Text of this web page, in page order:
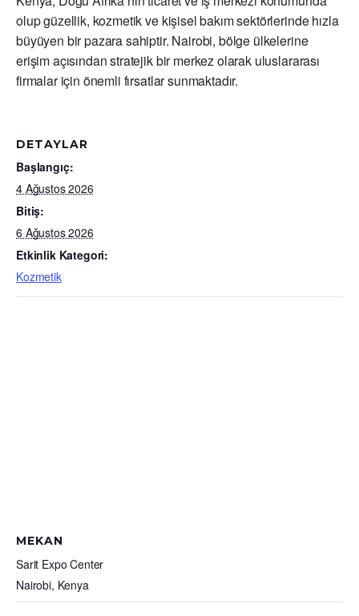
olup güzellik, kozmetik ve kişisel bakım sektörlerinde hızla
büyüyen bir pazara sahiptir. Nairobi, bölge ülkelerine
erişim açısından stratejik bir merkez olarak uluslararası
firmalar için önemli fırsatlar sunmaktadır.
DETAYLAR
Başlangıç:
4 Ağustos 2026
Bitiş:
6 Ağustos 2026
Etkinlik Kategori:
Kozmetik
MEKAN
Sarit Expo Center
Nairobi, Kenya